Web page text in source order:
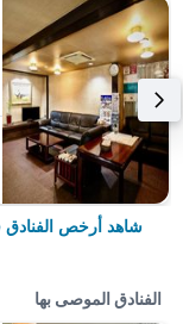
شاهد أرخص الفنادق
الفنادق الموصى بها